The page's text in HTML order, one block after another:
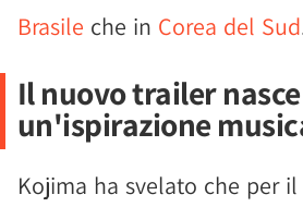
Brasile che in Corea del Sud
Il nuovo trailer
un'ispirazione
Kojima ha svelato che per